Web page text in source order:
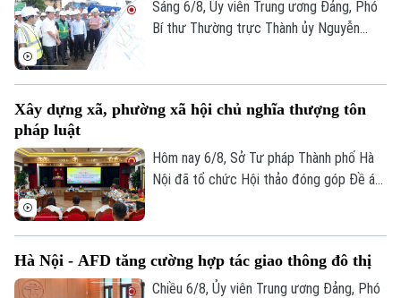
Sáng 6/8, Ủy viên Trung ương Đảng, Phó
Bí thư Thường trực Thành ủy Nguyễn
địa một số hạng mục quan trọng.
Xây dựng xã, phường xã hội chủ nghĩa thượng tôn
pháp luật
Hôm nay 6/8, Sở Tư pháp Thành phố Hà
Nội đã tổ chức Hội thảo đóng góp Đề án
Hà Nội - AFD tăng cường hợp tác giao thông đô thị
Chiều 6/8, Ủy viên Trung ương Đảng, Phó